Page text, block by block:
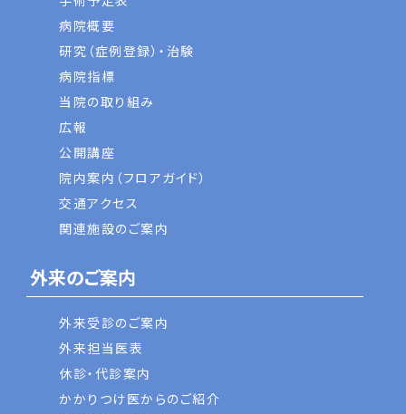
病院概要
研究（症例登録）・治験
病院指標
当院の取り組み
広報
公開講座
院内案内（フロアガイド）
交通アクセス
関連施設のご案内
外来のご案内
外来受診のご案内
外来担当医表
休診・代診案内
かかりつけ医からのご紹介